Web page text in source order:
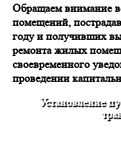
Обращаем внимание
помещений,
году и получивших
ремонта жилых
своевременного
проведении
Установление